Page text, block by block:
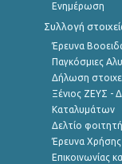
Ενημέρωση
Συλλογή
Έρευνα
Παγκόσμιες
Δήλωση
Ξένιος ΖΕΥΣ -
Καταλυμάτων
Δελτίο φοιτητή
Έρευνα
Επικοινωνίας